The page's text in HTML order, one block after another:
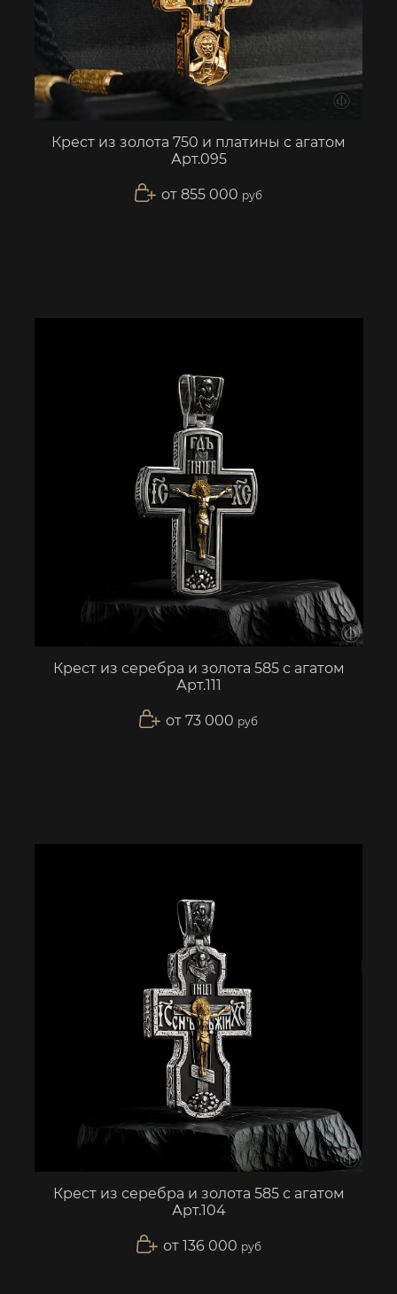
Крест из золота 750 и платины с агатом
Арт.095
от 855 000 руб
Крест из серебра и золота 585 с агатом
Арт.111
от 73 000 руб
Крест из серебра и золота 585 с агатом
Арт.104
от 136 000 руб